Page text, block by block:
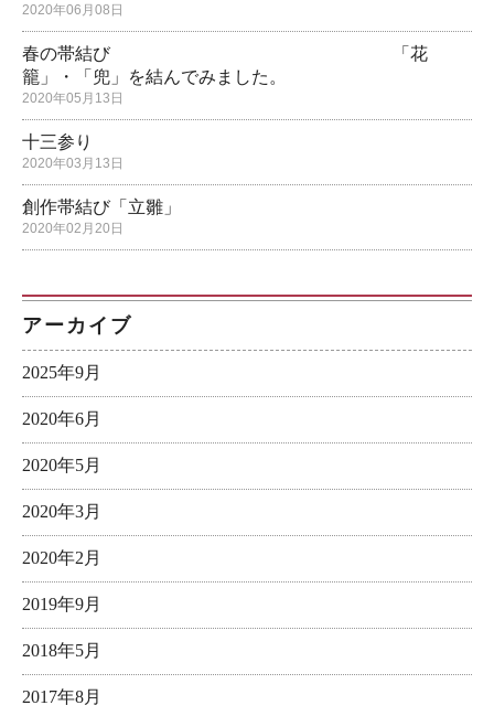
2020年06月08日
春の帯結び 「花
籠」・「兜」を結んでみました。
2020年05月13日
十三参り
2020年03月13日
創作帯結び「立雛」
2020年02月20日
アーカイブ
2025年9月
2020年6月
2020年5月
2020年3月
2020年2月
2019年9月
2018年5月
2017年8月